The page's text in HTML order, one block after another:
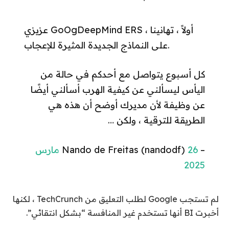
عزيزي GoOgDeepMind ERS ، أولاً ، تهانينا
على النماذج الجديدة المثيرة للإعجاب.
كل أسبوع يتواصل مع أحدكم في حالة من
اليأس ليسألني عن كيفية الهرب أسألني أيضًا
عن وظيفة لأن مديرك أوضح أن هذه هي
الطريقة للترقية ، ولكن …
– Nando de Freitas (nandodf)
26 مارس
2025
لم تستجب Google لطلب التعليق من TechCrunch ، لكنها
أخبرت BI أنها تستخدم غير المنافسة “بشكل انتقائي”.